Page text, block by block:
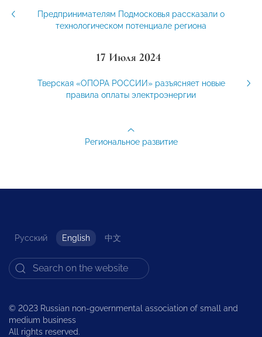
Предпринимателям Подмосковья рассказали о
технологическом потенциале региона
17 Июля 2024
Тверская «ОПОРА РОССИИ» разъясняет новые
правила оплаты электроэнергии
Региональное развитие
Русский English 中文
© 2023 Russian non-governmental association of small and
medium business
All rights reserved.